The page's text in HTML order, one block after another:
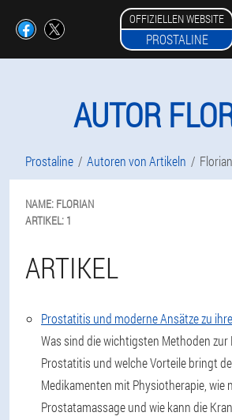
OFFIZIELLEN WEBSITE
PROSTALINE
AUTOR
Prostaline Autoren von Artikeln Florian
NAME: FLORIAN
ARTIKEL: 1
ARTIKEL
Prostatitis und moderne Ansätze zu
Was sind die wichtigsten Methoden zur
Prostatitis und welche Vorteile bringt
Medikamenten mit Physiotherapie, wie
Prostatamassage und wie kann die